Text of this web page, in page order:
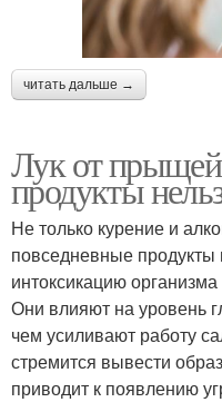
читать дальше →
Лук от
продукты
Не только курение и
повседневные продукты
интоксикацию
Они влияют на уровень
чем усиливают работу
стремится вывести
приводит к появлению